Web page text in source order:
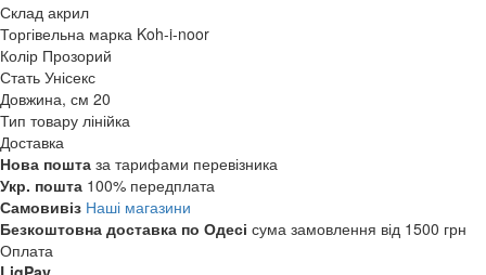
Склад акрил
Торгівельна марка Koh-i-noor
Колір Прозорий
Стать Унісекс
Довжина, см 20
Тип товару лінійка
Доставка
Нова пошта за тарифами перевізника
Укр. пошта 100% передплата
Самовивіз Наші магазини
Безкоштовна доставка по Одесі сума замовлення від 1500 грн
Оплата